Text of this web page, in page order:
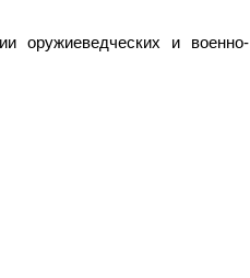
оружиеведческих и военно-